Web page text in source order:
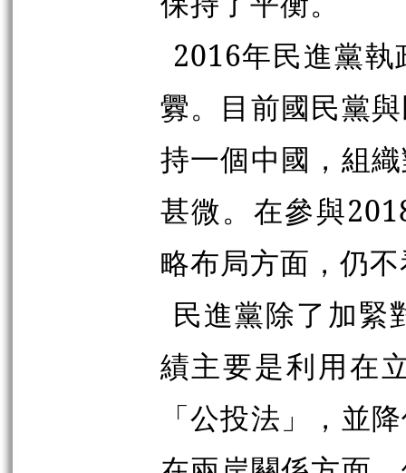
2016年民進黨
釁。目前國民黨
持一個中國，組
甚微。在參與
略布局方面，仍
民進黨除了加緊
績主要是利用在
「公投法」，並